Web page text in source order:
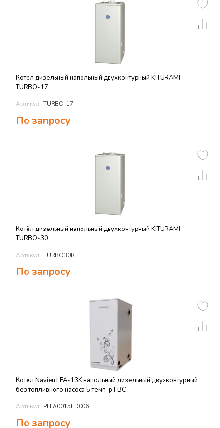
Котёл дизельный напольный двухконтурный KITURAMI
TURBO-17
Артикул: TURBO-17
По запросу
Котёл дизельный напольный двухконтурный KITURAMI
TURBO-30
Артикул: TURBO30R
По запросу
Котел Navien LFA-13K напольный дизельный двухконтурный
без топливного насоса 5 темп-р ГВС
Артикул: PLFA0015FD006
По запросу